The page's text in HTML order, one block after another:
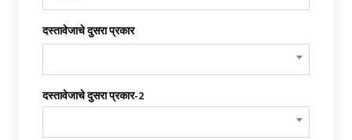
दस्तावेजाचे दुसरा प्रकार
दस्तावेजाचे दुसरा प्रकार-2